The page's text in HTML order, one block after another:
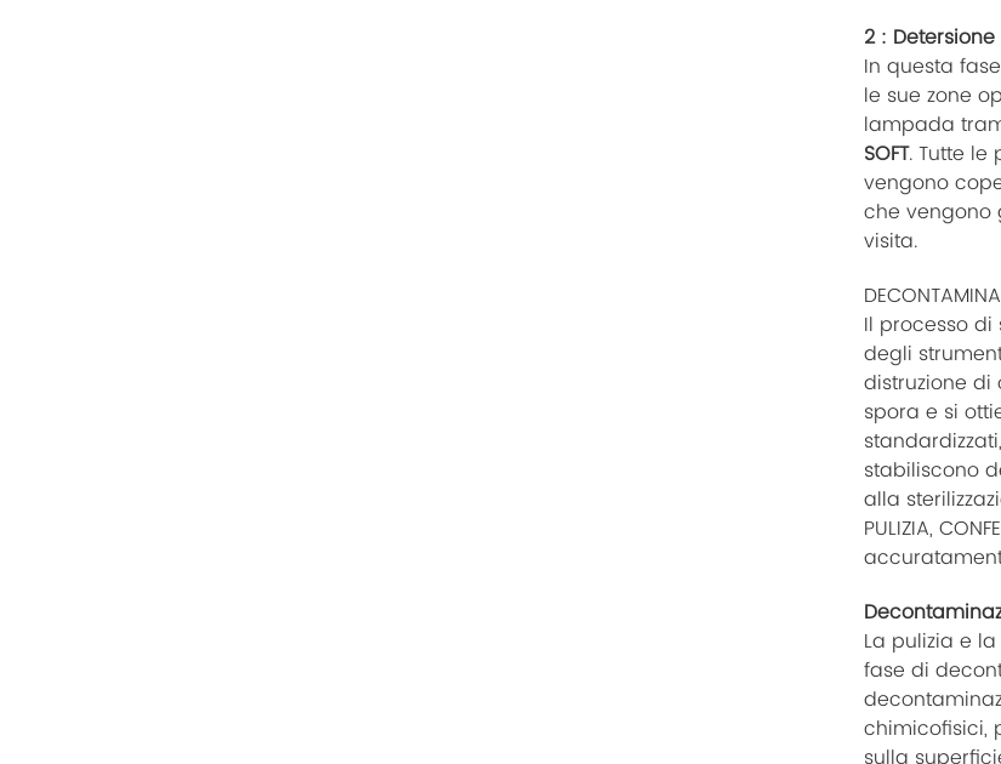
2 :
In questa
le sue zone
lampada
SOFT. Tutte le
vengono
che vengono
visita.
Il processo di
degli
distruzione
spora e si
stabiliscono
alla
PULIZIA,
La pulizia e
fase di
chimicofisici,